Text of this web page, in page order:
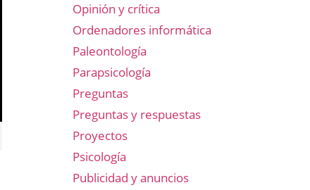
Opinión y crítica
Ordenadores informática
Paleontología
Parapsicología
Preguntas
Preguntas y respuestas
Proyectos
Psicología
Publicidad y anuncios